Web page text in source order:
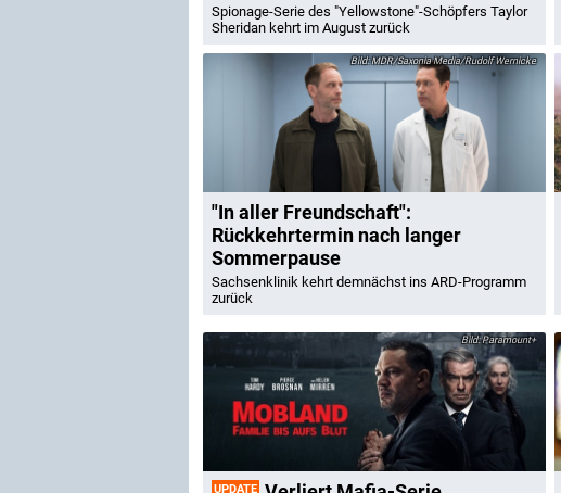
Spionage-Serie des "Yellowstone"-Schöpfers Taylor
Sheridan kehrt im August zurück
MDR/Saxonia Media/Rudolf Wernicke
"In aller Freundschaft":
Rückkehrtermin nach langer
Sommerpause
Sachsenklinik kehrt demnächst ins ARD-Programm
zurück
Paramount+
UPDATE